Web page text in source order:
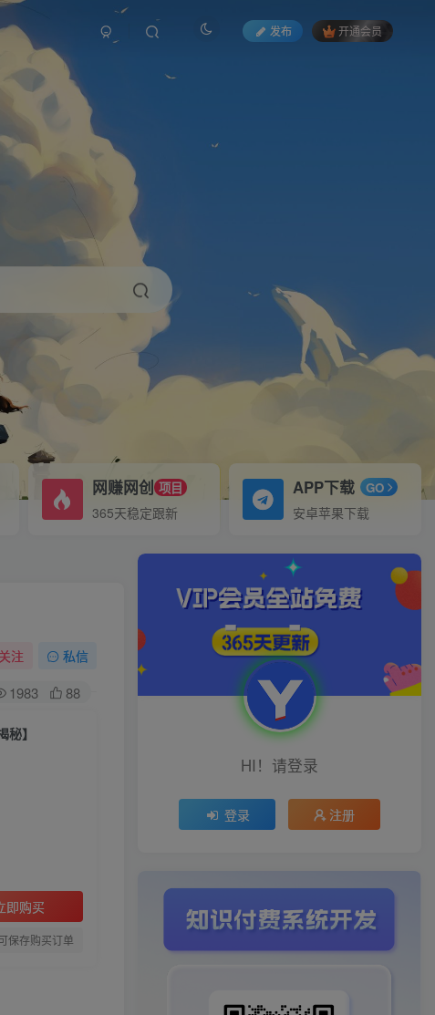
发布 开通会员
网赚网创 项目
365天稳定跟新
APP下载 GO
安卓苹果下载
关注 私信
1983 88
】
即购买
保存购买订单
HI！请登录
登录 注册